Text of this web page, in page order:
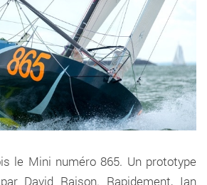
le Mini numéro 865. Un prototype
David Raison. Rapidement, Ian